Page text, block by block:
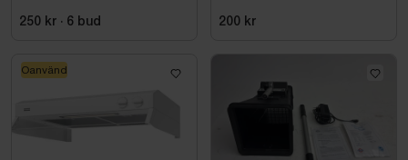
250 kr · 6 bud 200 kr
Oanvänd